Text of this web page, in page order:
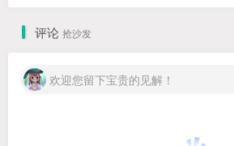
评论 抢沙发
欢迎您留下宝贵的见解！